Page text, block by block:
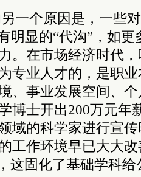
一个原因是，一些
明显的“代沟”，如
。在市场经济时代
专业人才的，是职
、事业发展空间、
博士开出200万元年
域的科学家进行宣
工作环境早已大大
这固化了基础学科